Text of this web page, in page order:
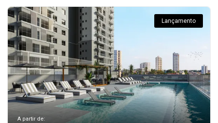
Lançamento
A partir de: